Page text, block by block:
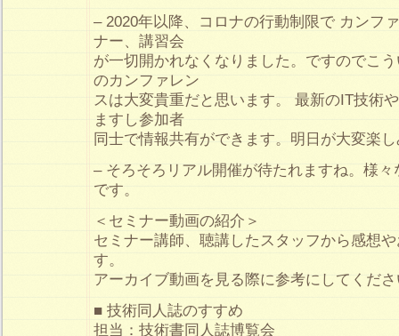
– 2020年以降、コロナの行動制限で カンフ
ナー、講習会
が一切開かれなくなりました。ですのでこ
のカンファレン
スは大変貴重だと思います。 最新のIT技術
ますし参加者
同士で情報共有ができます。明日が大変楽
– そろそろリアル開催が待たれますね。様
です。
＜セミナー動画の紹介＞
セミナー講師、聴講したスタッフから感想
す。
アーカイブ動画を見る際に参考にしてくだ
■ 技術同人誌のすすめ
担当：技術書同人誌博覧会